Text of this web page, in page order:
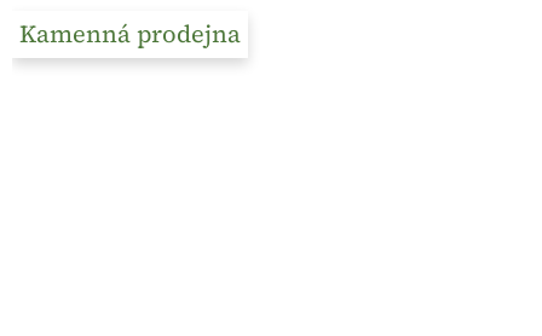
Kamenná prodejna